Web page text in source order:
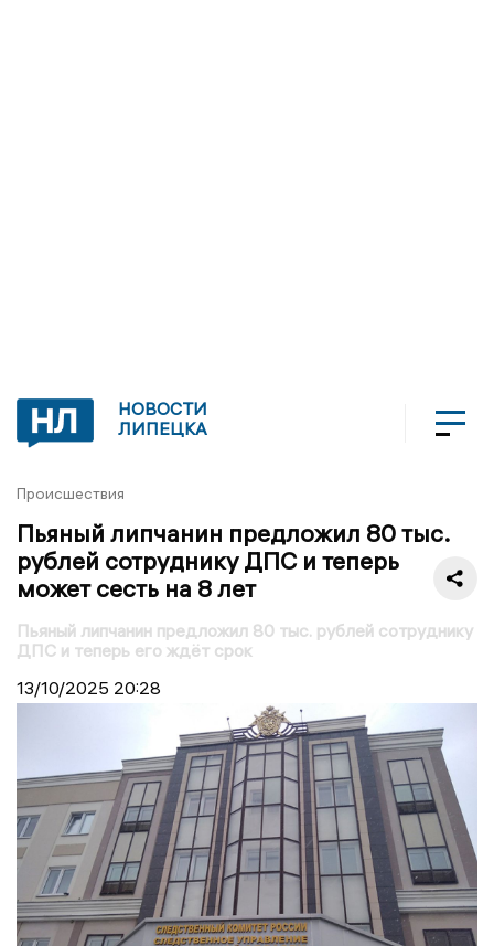
НОВОСТИ
ЛИПЕЦКА
Происшествия
Пьяный липчанин предложил 80 тыс.
рублей сотруднику ДПС и теперь
может сесть на 8 лет
Пьяный липчанин предложил 80 тыс. рублей сотруднику
ДПС и теперь его ждёт срок
13/10/2025 20:28